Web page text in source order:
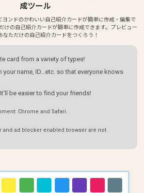
成ツール
ヨンドのかわいい自己紹介カードが簡単に作成・編集で
けの自己紹介カードが簡単に作成できます。プレビュー
ただけの自己紹介カードをつくろう！
card from a variety of types!
name, ID...etc. so that everyone knows
be easier to find your friends!
Chrome and Safari.
ad blocker enabled browser are not